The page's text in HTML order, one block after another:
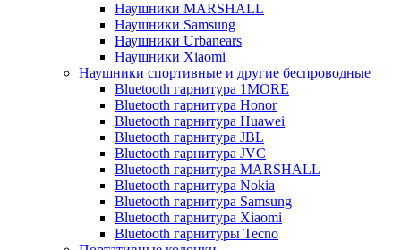
Наушники MARSHALL
Наушники Samsung
Наушники Urbanears
Наушники Xiaomi
Наушники спортивные и другие беспроводные
Bluetooth гарнитура 1MORE
Bluetooth гарнитура Honor
Bluetooth гарнитура Huawei
Bluetooth гарнитура JBL
Bluetooth гарнитура JVC
Bluetooth гарнитура MARSHALL
Bluetooth гарнитура Nokia
Bluetooth гарнитура Samsung
Bluetooth гарнитура Xiaomi
Bluetooth гарнитуры Tecno